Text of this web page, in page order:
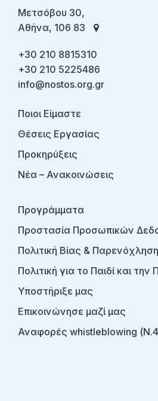
Μετσόβου 30,
Αθήνα, 106 83
+30 210 8815310
+30 210 5225486
info@nostos.org.gr
Ποιοι Είμαστε
Θέσεις Εργασίας
Προκηρύξεις
Νέα – Ανακοινώσεις
Προγράμματα
Προστασία Προσωπικών
Πολιτική Βίας &
Πολιτική για το Παιδί και την
Υποστήριξε μας
Επικοινώνησε μαζί μας
Αναφορές whistleblowing